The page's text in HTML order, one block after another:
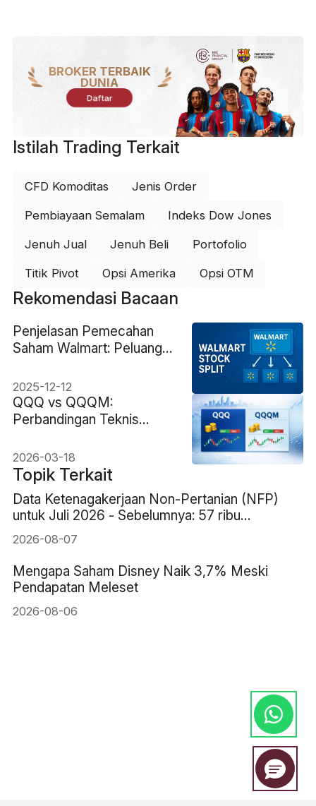
BROKER TERBAIK
DUNIA
Daftar
Istilah Trading Terkait
CFD Komoditas Jenis Order
Pembiayaan Semalam Indeks Dow Jones
Jenuh Jual Jenuh Beli Portofolio
Titik Pivot Opsi Amerika Opsi OTM
Rekomendasi Bacaan
Penjelasan Pemecahan
Saham Walmart: Peluang
2025-12-12
QQQ vs QQQM:
Perbandingan Teknis
Likuiditas, dan
Pengembalian
2026-03-18
Topik Terkait
Data Ketenagakerjaan Non-Pertanian (NFP)
untuk Juli 2026 - Sebelumnya: 57 ribu
Perkiraan: 83 ribu
2026-08-07
Mengapa Saham Disney Naik 3,7% Meski
Pendapatan Meleset
2026-08-06